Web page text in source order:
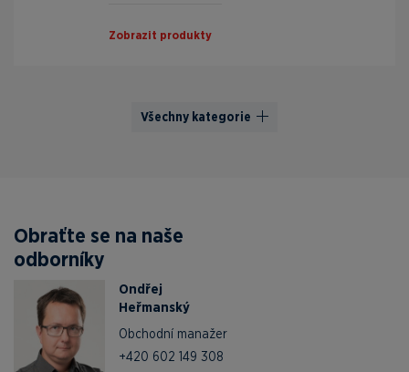
Zobrazit produkty
Všechny kategorie
Obraťte se na naše
odborníky
Ondřej
Heřmanský
Obchodní manažer
+420 602 149 308